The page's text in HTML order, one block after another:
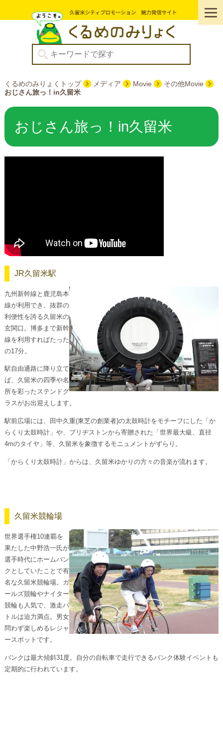
くるめのみりょくトップ メディア Movie
その他Movie
おじさん旅っ！in久留米
おじさん旅っ！in久留米
JR久留米駅
九州新幹線と鹿児島本
線が利用でき、抜群の
利便性を誇る久留米の
玄関口。博多まで新幹
線を利用すればたった
の17分。
駅自由通路に降り立て
ば、久留米の四季や名
所を彩ったステンドグ
ラスがお出迎えします。
駅前広場には、田中久重(東芝の創業者)の太鼓時計をモチーフにした「か
らくり太鼓時計」や、ブリヂストンから寄贈された「世界最大級、直径
4mのタイヤ」等、久留米を象徴するモニュメントがずらり。
「からくり太鼓時計」からは、久留米ゆかりの方々の音楽が流れます。
久留米競輪場
世界選手権10連覇を
果たした中野浩一氏が
選手時代にホームバン
クとしていたことで有
名な久留米競輪場。ガ
ールズ競輪やナイター
競輪も人気で、激走バ
トルは迫力満点。男女
問わず楽しめるレジャ
ースポットです。
バンクは最大傾斜31度。自分の自転車で走行できるバンク体験イベントも
定期的に行われています。